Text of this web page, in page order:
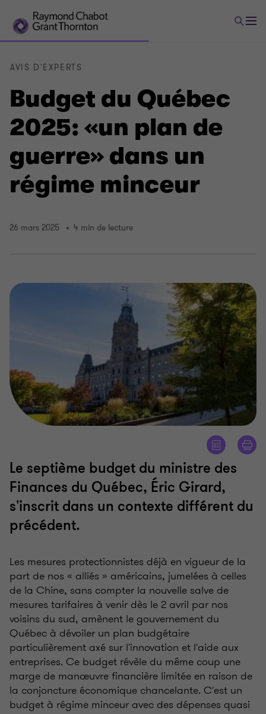
Budget du Québec
2025: «un plan de
guerre» dans un
régime minceur
AVIS D'EXPERTS
26 mars 2025 4 min de lecture
Le septième budget du ministre des
Finances du Québec, Éric Girard,
s'inscrit dans un contexte différent du
précédent.
Les mesures protectionnistes déjà en vigueur de la
part de nos « alliés » américains, jumelées à celles
de la Chine, sans compter la nouvelle salve de
mesures tarifaires à venir dès le 2 avril par nos
voisins du sud, amènent le gouvernement du
Québec à dévoiler un plan budgétaire
particulièrement axé sur l'innovation et l'aide aux
entreprises. Ce budget révèle du même coup une
marge de manœuvre financière limitée en raison de
la conjoncture économique chancelante. C'est un
budget à régime minceur avec des dépenses quasi